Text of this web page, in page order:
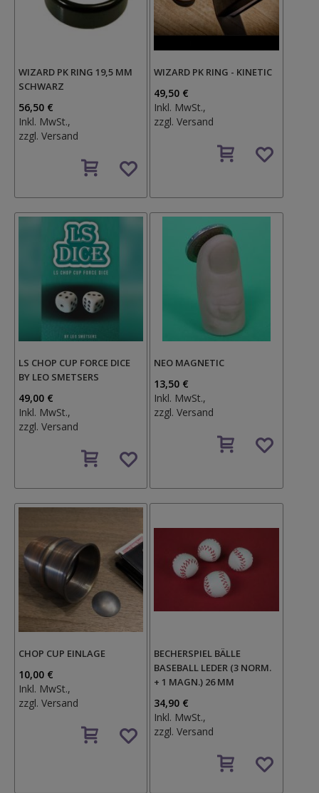
WIZARD PK RING 19,5 MM
SCHWARZ
56,50 €
Inkl. MwSt.,
zzgl. Versand
den
WIZARD PK RING - KINETIC
49,50 €
Inkl. MwSt.,
zzgl.Versand
den
LS CHOP CUP FORCE DICE
BY LEO SMETSERS
49,00 €
Inkl. MwSt.,
zzgl. Versand
den
NEO MAGNETIC
13,50 €
Inkl. MwSt.,
zzgl.Versand
den
CHOP CUP EINLAGE
10,00 €
Inkl. MwSt.,
zzgl. Versand
den
BECHERSPIEL BÄLLE
BASEBALL LEDER (3 NORM.
+ 1 MAGN.) 26 MM
34,90 €
Inkl. MwSt.,
zzgl.Versand
den